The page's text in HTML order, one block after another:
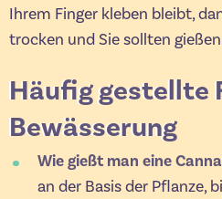
Ihrem Finger kleben bleibt,
trocken und Sie sollten
Häufig gestellte
Bewässerung
Wie gießt man eine
an der Basis der Pflanze,